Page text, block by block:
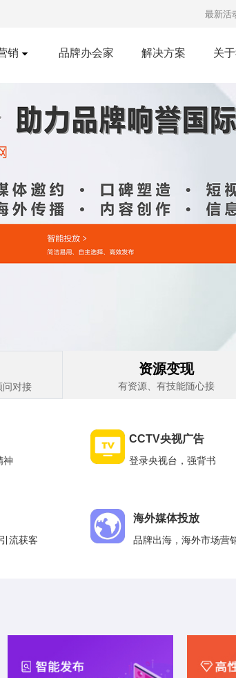
最新活
销 品牌办会家 解决方案 关
对接
资源变现
有资源、有技能随心接
神
CCTV央视广告
登录央视台，强背书
流获客
海外媒体投放
品牌出海，海外市场营